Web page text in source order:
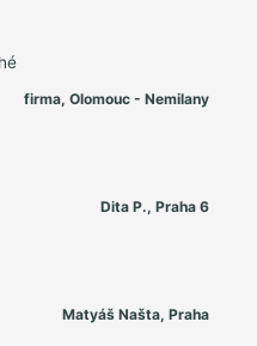
firma, Olomouc - Nemilany
Dita P., Praha 6
Matyáš Našta, Praha